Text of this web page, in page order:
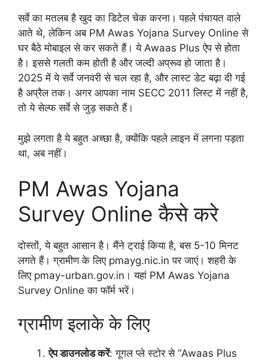
सर्वे का मतलब है खुद का डिटेल चेक करना। पहले पंचायत वाले
आते थे, लेकिन अब PM Awas Yojana Survey Online से
घर बैठे मोबाइल से कर सकते हैं। ये Awaas Plus ऐप से होता
है। इससे गलती कम होती है और जल्दी अप्रूव हो जाता है।
2025 में ये सर्वे जनवरी से चल रहा है, और लास्ट डेट बढ़ा दी गई
है अप्रैल तक। अगर आपका नाम SECC 2011 लिस्ट में नहीं है,
तो ये सेल्फ सर्वे से जुड़ सकते हैं।
मुझे लगता है ये बहुत अच्छा है, क्योंकि पहले लाइन में लगना पड़ता
था, अब नहीं।
PM Awas Yojana
Survey Online कैसे करे
दोस्तों, ये बहुत आसान है। मैंने ट्राई किया है, बस 5-10 मिनट
लगते हैं। ग्रामीण के लिए pmayg.nic.in पर जाएं। शहरी के
लिए pmay-urban.gov.in। यहां PM Awas Yojana
Survey Online का फॉर्म भरें।
ग्रामीण इलाके के लिए
ऐप डाउनलोड करें: गूगल प्ले स्टोर से “Awaas Plus